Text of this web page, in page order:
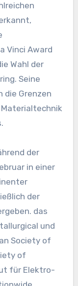
Vinci Award
Wahl der
Seine
Grenzen
der
in einer
der
das
und
Society of
of
für Elektro-